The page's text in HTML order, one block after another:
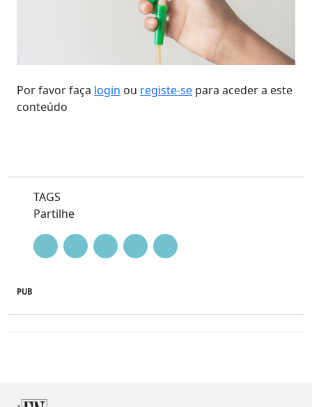
Por favor faça login ou registe-se para aceder a este
conteúdo
TAGS
Partilhe
PUB